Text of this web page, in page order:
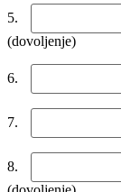
5.
(dovoljenje)
6.
7.
8.